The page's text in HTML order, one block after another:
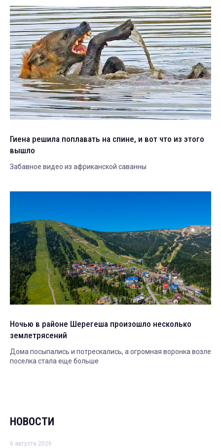
Гиена решила поплавать на спине, и вот что из этого
вышло
Забавное видео из африканской саванны
Ночью в районе Шерегеша произошло несколько
землетрясений
Дома посыпались и потрескались, а огромная воронка возле
поселка стала еще больше
НОВОСТИ
6 августа 2026